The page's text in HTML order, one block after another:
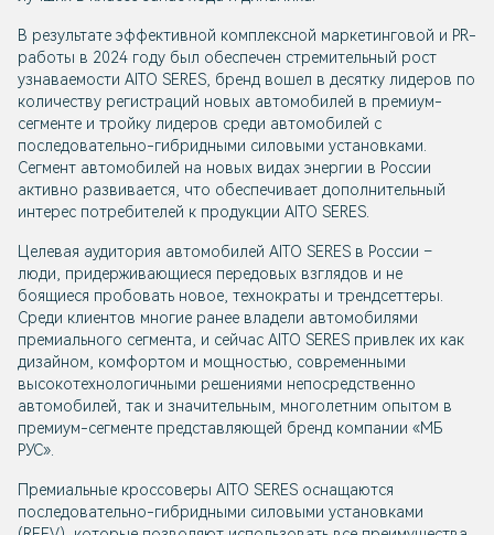
В результате эффективной комплексной маркетинговой и PR-
работы в 2024 году был обеспечен стремительный рост
узнаваемости AITO SERES, бренд вошел в десятку лидеров по
количеству регистраций новых автомобилей в премиум-
сегменте и тройку лидеров среди автомобилей с
последовательно-гибридными силовыми установками.
Сегмент автомобилей на новых видах энергии в России
активно развивается, что обеспечивает дополнительный
интерес потребителей к продукции AITO SERES.
Целевая аудитория автомобилей AITO SERES в России –
люди, придерживающиеся передовых взглядов и не
боящиеся пробовать новое, технократы и трендсеттеры.
Среди клиентов многие ранее владели автомобилями
премиального сегмента, и сейчас AITO SERES привлек их как
дизайном, комфортом и мощностью, современными
высокотехнологичными решениями непосредственно
автомобилей, так и значительным, многолетним опытом в
премиум-сегменте представляющей бренд компании «МБ
РУС».
Премиальные кроссоверы AITO SERES оснащаются
последовательно-гибридными силовыми установками